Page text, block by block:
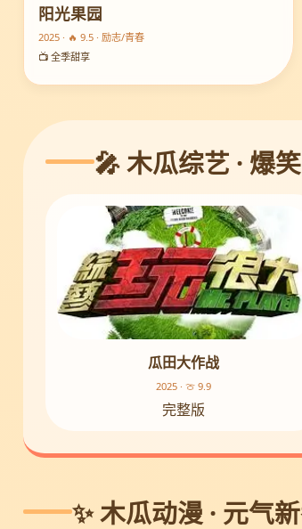
阳光果园
2025 · 🔥 9.5 · 励志/青春
📺 全季甜享
🎤 木瓜综艺 · 爆
瓜田大作战
2025 · 🍈 9.9
完整版
✨ 木瓜动漫 · 元气